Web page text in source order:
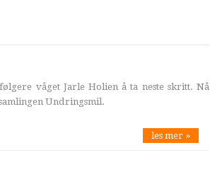
våget Jarle Holien å ta neste skritt. Nå
Undringsmil.
les mer »